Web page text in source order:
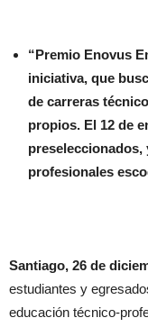
“Premio Enovus
iniciativa, que
de carreras
propios. El 12 de
profesionales
Santiago, 26 de
estudiantes y
educación técnico-